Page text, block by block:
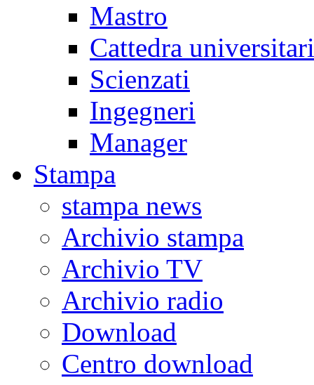
Mastro
Cattedra
Scienzati
Ingegneri
Manager
Stampa
stampa news
Archivio stampa
Archivio TV
Archivio radio
Download
Centro download